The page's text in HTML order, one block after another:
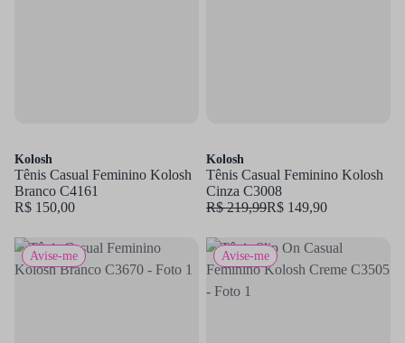
Kolosh
Tênis Casual Feminino Kolosh
Branco C4161
R$ 150,00
Kolosh
Tênis Casual Feminino Kolosh
Cinza C3008
R$ 219,99R$ 149,90
Avise-me Avise-me